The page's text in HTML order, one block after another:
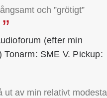
och ”grötigt”
(efter min
SME V. Pickup:
ut av min relativt modesta